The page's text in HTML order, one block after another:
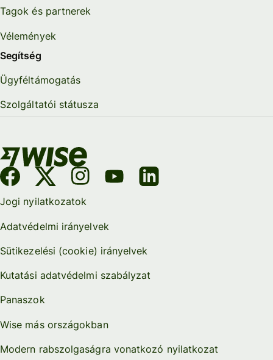
Tagok és partnerek
Vélemények
Segítség
Ügyféltámogatás
Szolgáltatói státusza
Jogi nyilatkozatok
Adatvédelmi irányelvek
Sütikezelési (cookie) irányelvek
Kutatási adatvédelmi szabályzat
Panaszok
Wise más országokban
Modern rabszolgaságra vonatkozó nyilatkozat